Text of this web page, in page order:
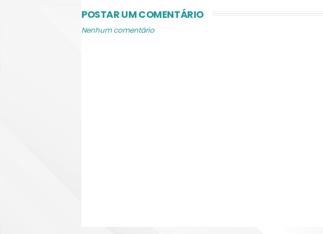
POSTAR UM COMENTÁRIO
Nenhum comentário